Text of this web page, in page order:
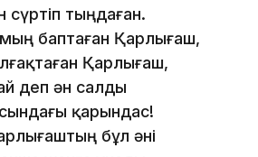
сүртіп тыңдаған.
баптаған Қарлығаш,
Қарлығаш,
деп ән салды
қарындас!
бұл әні